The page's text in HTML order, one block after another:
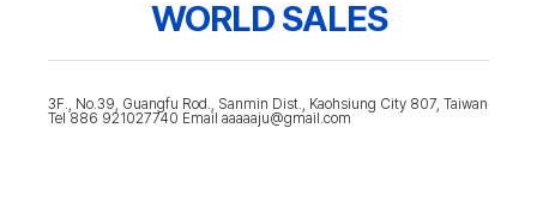
WORLD SALES
3F., No.39, Guangfu Rod., Sanmin Dist., Kaohsiung City 807, Taiwan
Tel 886 921027740 Email aaaaaju@gmail.com